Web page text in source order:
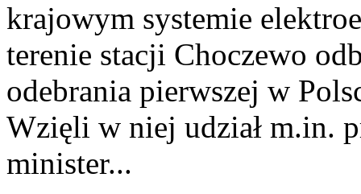
krajowym systemie
terenie stacji Choczewo
odebrania pierwszej w
Wzięli w niej udział m.in.
minister...